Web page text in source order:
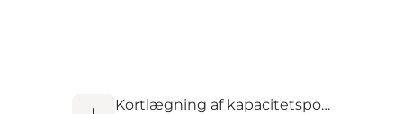
Kortlægning af kapacitetspotentiale for campingpladser_0.pdf